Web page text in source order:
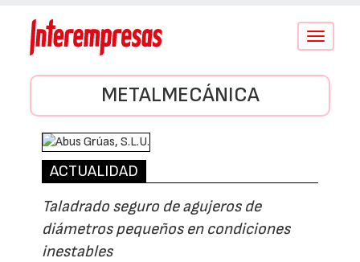
Conmutar
METALMECÁNICA
ACTUALIDAD
Taladrado seguro de agujeros de
diámetros pequeños en condiciones
inestables